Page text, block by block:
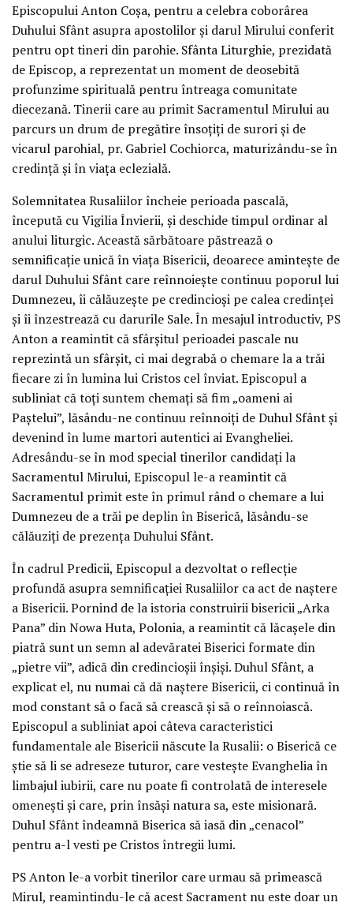
Episcopului Anton Coșa, pentru a celebra coborârea
Duhului Sfânt asupra apostolilor și darul Mirului conferit
pentru opt tineri din parohie. Sfânta Liturghie, prezidată
de Episcop, a reprezentat un moment de deosebită
profunzime spirituală pentru întreaga comunitate
diecezană. Tinerii care au primit Sacramentul Mirului au
parcurs un drum de pregătire însoțiți de surori și de
vicarul parohial, pr. Gabriel Cochiorca, maturizându-se în
credință și în viața eclezială.
Solemnitatea Rusaliilor încheie perioada pascală,
începută cu Vigilia Învierii, și deschide timpul ordinar al
anului liturgic. Această sărbătoare păstrează o
semnificație unică în viața Bisericii, deoarece amintește de
darul Duhului Sfânt care reînnoiește continuu poporul lui
Dumnezeu, îi călăuzește pe credincioși pe calea credinței
și îi înzestrează cu darurile Sale. În mesajul introductiv, PS
Anton a reamintit că sfârșitul perioadei pascale nu
reprezintă un sfârșit, ci mai degrabă o chemare la a trăi
fiecare zi în lumina lui Cristos cel înviat. Episcopul a
subliniat că toți suntem chemați să fim „oameni ai
Paștelui”, lăsându-ne continuu reînnoiți de Duhul Sfânt și
devenind în lume martori autentici ai Evangheliei.
Adresându-se în mod special tinerilor candidați la
Sacramentul Mirului, Episcopul le-a reamintit că
Sacramentul primit este în primul rând o chemare a lui
Dumnezeu de a trăi pe deplin în Biserică, lăsându-se
călăuziți de prezența Duhului Sfânt.
În cadrul Predicii, Episcopul a dezvoltat o reflecție
profundă asupra semnificației Rusaliilor ca act de naștere
a Bisericii. Pornind de la istoria construirii bisericii „Arka
Pana” din Nowa Huta, Polonia, a reamintit că lăcașele din
piatră sunt un semn al adevăratei Biserici formate din
„pietre vii”, adică din credincioșii înșiși. Duhul Sfânt, a
explicat el, nu numai că dă naștere Bisericii, ci continuă în
mod constant să o facă să crească și să o reînnoiască.
Episcopul a subliniat apoi câteva caracteristici
fundamentale ale Bisericii născute la Rusalii: o Biserică ce
știe să li se adreseze tuturor, care vestește Evanghelia în
limbajul iubirii, care nu poate fi controlată de interesele
omenești și care, prin însăși natura sa, este misionară.
Duhul Sfânt îndeamnă Biserica să iasă din „cenacol”
pentru a-l vesti pe Cristos întregii lumi.
PS Anton le-a vorbit tinerilor care urmau să primească
Mirul, reamintindu-le că acest Sacrament nu este doar un